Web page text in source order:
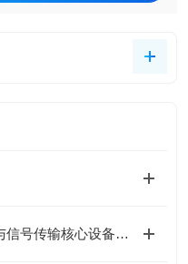
一文读懂温度变送器，工业测温与信号传输核心设备指南